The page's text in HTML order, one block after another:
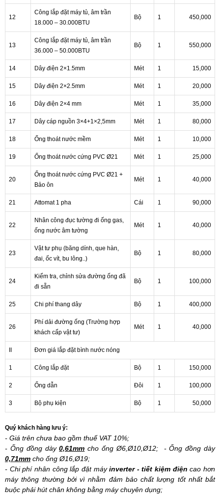
12
Công lắp đặt máy tủ, âm trần
18.000 – 30.000BTU
Bộ 1 450,000
13
Công lắp đặt máy tủ, âm trần
36.000 – 50.000BTU
Bộ 1 550,000
14 Dây điện 2×1.5mm Mét 1 15,000
15 Dây điện 2×2.5mm Mét 1 20,000
16 Dây điện 2×4 mm Mét 1 35,000
17 Dây cáp nguồn 3×4+1×2,5mm Mét 1 80,000
18 Ống thoát nước mềm Mét 1 10,000
19 Ống thoát nước cứng PVC Ø21 Mét 1 25,000
20
Ống thoát nước cứng PVC Ø21 +
Bảo ôn
Mét 1 40,000
21 Attomat 1 pha Cái 1 90,000
22
Nhân công đục tường đi ống gas,
ống nước âm tường
Mét 1 40,000
23
Vật tư phụ (băng dính, que hàn,
đai, ốc vít, bu lông..)
Bộ 1 80,000
24
Kiểm tra, chỉnh sửa đường ống đã
đi sẵn
Bộ 1 100,000
25 Chi phí thang dây Bộ 1 400,000
26
Phí dải đường ống (Trường hợp
khách cấp vật tư)
Mét 1 40,000
II Đơn giá lắp đặt bình nước nóng
1 Công lắp đặt Bộ 1 150,000
2 Ống dẫn Đôi 1 100,000
3 Bộ phụ kiện Bộ 1 50,000
Quý khách hàng lưu ý:
- Giá trên chưa bao gồm thuế VAT 10%;
- Ống đồng dày0,61mm cho ống Ø6,Ø10,Ø12; - Ống đồng dày
0,71mm cho ống Ø16,Ø19;
- Chi phí nhân công lắp đặt máyinverter - tiết kiệm điện cao hơn
máy thông thường bởi vì nhằm đảm bảo chất lượng tốt nhất bắt
buộc phải hút chân không bằng máy chuyên dụng;